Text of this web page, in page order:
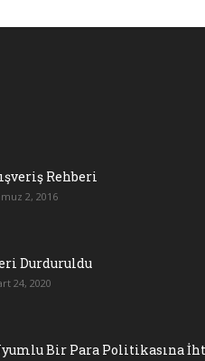
Rehberi
2, 2016
Durduruldu
24, 2020
Bir Para Politikasına